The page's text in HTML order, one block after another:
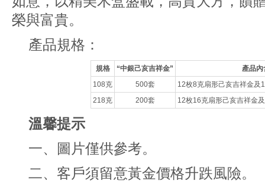
榮與富貴。
產品規格：
規格 “中銀己亥吉祥金”
產品內
108克
500套
12枚8克扇形己亥吉祥金及
218克
200套 12枚16克扇形己亥吉祥金
溫馨提示
一、圖片僅供參考。
二、客戶須留意黃金價格升跌風險。